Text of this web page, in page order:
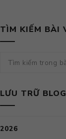
TÌM KIẾM BÀI
LƯU TRỮ BLOG
2026